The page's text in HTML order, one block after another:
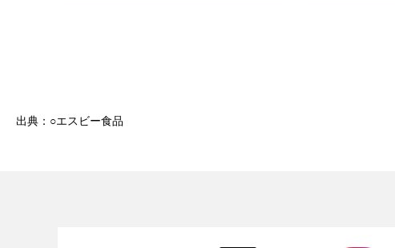
出典：○エスビー食品